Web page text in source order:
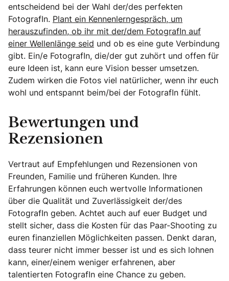
entscheidend bei der Wahl der/des perfekten
FotografIn. Plant ein Kennenlerngespräch, um
herauszufinden, ob ihr mit der/dem FotografIn auf
einer Wellenlänge seid und ob es eine gute Verbindung
gibt. Ein/e FotografIn, die/der gut zuhört und offen für
eure Ideen ist, kann eure Vision besser umsetzen.
Zudem wirken die Fotos viel natürlicher, wenn ihr euch
wohl und entspannt beim/bei der FotografIn fühlt.
Bewertungen und
Rezensionen
Vertraut auf Empfehlungen und Rezensionen von
Freunden, Familie und früheren Kunden. Ihre
Erfahrungen können euch wertvolle Informationen
über die Qualität und Zuverlässigkeit der/des
FotografIn geben. Achtet auch auf euer Budget und
stellt sicher, dass die Kosten für das Paar-Shooting zu
euren finanziellen Möglichkeiten passen. Denkt daran,
dass teurer nicht immer besser ist und es sich lohnen
kann, einer/einem weniger erfahrenen, aber
talentierten FotografIn eine Chance zu geben.